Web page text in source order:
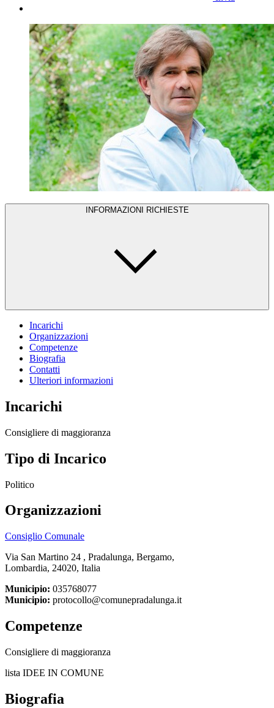
INFORMAZIONI RICHIESTE
Incarichi
Organizzazioni
Competenze
Biografia
Contatti
Ulteriori informazioni
Incarichi
Consigliere di maggioranza
Tipo di Incarico
Politico
Organizzazioni
Consiglio Comunale
Via San Martino 24 , Pradalunga, Bergamo,
Lombardia, 24020, Italia
Municipio: 035768077
Municipio: protocollo@comunepradalunga.it
Competenze
Consigliere di maggioranza
lista IDEE IN COMUNE
Biografia